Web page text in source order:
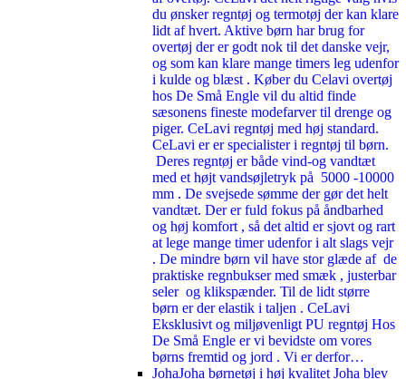
du ønsker regntøj og termotøj der kan klare
lidt af hvert. Aktive børn har brug for
overtøj der er godt nok til det danske vejr,
og som kan klare mange timers leg udenfor
i kulde og blæst . Køber du Celavi overtøj
hos De Små Engle vil du altid finde
sæsonens fineste modefarver til drenge og
piger. CeLavi regntøj med høj standard.
CeLavi er er specialister i regntøj til børn.
Deres regntøj er både vind-og vandtæt
med et højt vandsøjletryk på 5000 -10000
mm . De svejsede sømme der gør det helt
vandtæt. Der er fuld fokus på åndbarhed
og høj komfort , så det altid er sjovt og rart
at lege mange timer udenfor i alt slags vejr
. De mindre børn vil have stor glæde af de
praktiske regnbukser med smæk , justerbar
seler og klikspænder. Til de lidt større
børn er der elastik i taljen . CeLavi
Eksklusivt og miljøvenligt PU regntøj Hos
De Små Engle er vi bevidste om vores
børns fremtid og jord . Vi er derfor…
JohaJoha børnetøj i høj kvalitet Joha blev